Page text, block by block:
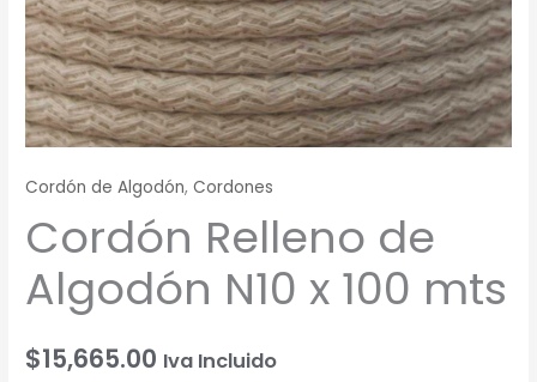
Cordón de Algodón,Cordones
Cordón Relleno de
Algodón N10 x 100 mts
$15,665.00 Iva Incluido